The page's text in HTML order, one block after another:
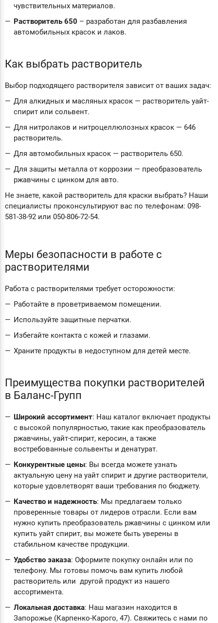
чувствительных материалов.
Растворитель 650 – разработан для разбавления
автомобильных красок и лаков.
Как выбрать растворитель
Выбор подходящего растворителя зависит от ваших задач:
Для алкидных и масляных красок — растворитель уайт-
спирит или сольвент.
Для нитролаков и нитроцеллюлозных красок — 646
растворитель.
Для автомобильных красок — растворитель 650.
Для защиты металла от коррозии — преобразователь
ржавчины с цинком для авто.
Не знаете, какой растворитель для краски выбрать? Наши
специалисты проконсультируют вас по телефонам: 098-
581-38-92 или 050-806-72-54.
Меры безопасности в работе с
растворителями
Работа с растворителями требует осторожности:
Работайте в проветриваемом помещении.
Используйте защитные перчатки.
Избегайте контакта с кожей и глазами.
Храните продукты в недоступном для детей месте.
Преимущества покупки растворителей
в Баланс-Групп
Широкий ассортимент: Наш каталог включает продукты
с высокой популярностью, такие как преобразователь
ржавчины, уайт-спирит, керосин, а также
востребованные сольвенты и денатурат.
Конкурентные цены: Вы всегда можете узнать
актуальную цену на уайт спирит и другие растворители,
которые удовлетворят ваши требования по бюджету.
Качество и надежность: Мы предлагаем только
проверенные товары от лидеров отрасли. Если вам
нужно купить преобразователь ржавчины с цинком или
купить уайт спирит, вы можете быть уверены в
стабильном качестве продукции.
Удобство заказа: Оформите покупку онлайн или по
телефону. Мы готовы помочь вам купить любой
растворитель или другой продукт из нашего
ассортимента.
Локальная доставка: Наш магазин находится в
Запорожье (Карпенко-Карого, 47). Свяжитесь с нами по